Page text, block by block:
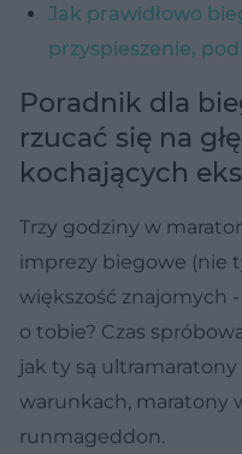
Jak prawidłowo
przyspieszenie,
Poradnik dla
rzucać się na
kochających
Trzy godziny w
imprezy biegowe (nie
większość znajomych
o tobie? Czas
jak ty są
warunkach, maratony
runmageddon.